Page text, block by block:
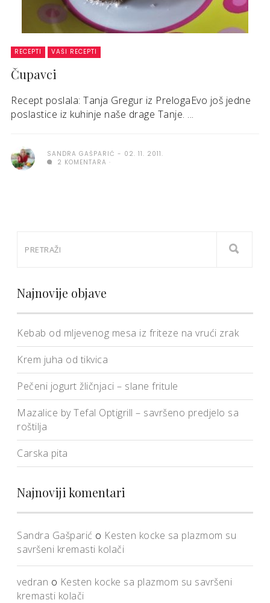
RECEPTI VAŠI RECEPTI
Čupavci
Recept poslala: Tanja Gregur iz PrelogaEvo još jedne
poslastice iz kuhinje naše drage Tanje. ...
SANDRA GAŠPARIĆ
02. 11. 2011.
2 KOMENTARA
Najnovije objave
Kebab od mljevenog mesa iz friteze na vrući zrak
Krem juha od tikvica
Pečeni jogurt žličnjaci – slane fritule
Mazalice by Tefal Optigrill – savršeno predjelo sa
roštilja
Carska pita
Najnoviji komentari
Sandra Gašparić o Kesten kocke sa plazmom su
savršeni kremasti kolači
vedran o Kesten kocke sa plazmom su savršeni
kremasti kolači